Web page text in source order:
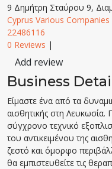
9 Δημήτρη Σταύρου 9,
Cyprus Various Companies
22486116
0 Reviews |
Add review
Business
Είμαστε ένα από τα
αισθητικής στη
σύγχρονο τεχνικό
του αντικειμένου της
ζεστό και όμορφο
θα εμπιστευθείτε τις